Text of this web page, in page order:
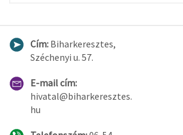
Cím: Biharkeresztes,
Széchenyi u. 57.
E-mail cím:
hivatal@biharkeresztes.
hu